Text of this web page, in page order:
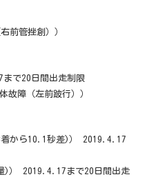
前管挫創））
で20日間出走制限
故障（左前跛行））
から10.1秒差)） 2019.4.17
)） 2019.4.17まで20日間出走